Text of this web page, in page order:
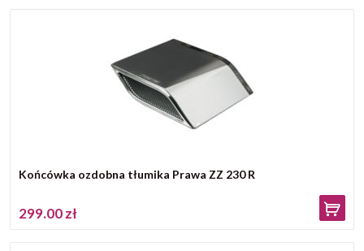
Końcówka ozdobna tłumika Prawa ZZ 230 R
299.00 zł